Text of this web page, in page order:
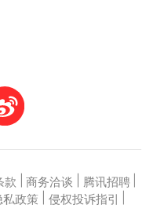
款 商务洽谈 腾讯招聘
私政策 侵权投诉指引